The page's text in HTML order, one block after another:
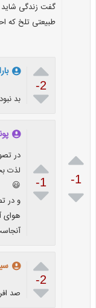

-1

گفت زندگی شاید
طبیعتی تلخ که

-2
 بد نبود

-1

در
لذت
😃
و در
هوای

-2
 صد